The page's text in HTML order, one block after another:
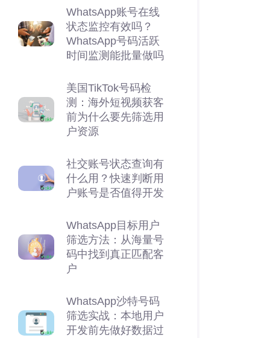
WhatsApp账号在线
状态监控有效吗？
WhatsApp号码活跃
时间监测能批量做吗
美国TikTok号码检
测：海外短视频获客
前为什么要先筛选用
户资源
社交账号状态查询有
什么用？快速判断用
户账号是否值得开发
WhatsApp目标用户
筛选方法：从海量号
码中找到真正匹配客
户
WhatsApp沙特号码
筛选实战：本地用户
开发前先做好数据过